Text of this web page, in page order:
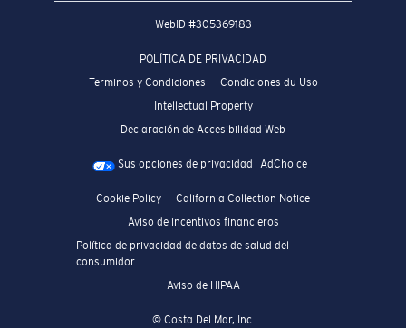
WebID #305369183
POLÍTICA DE PRIVACIDAD
Terminos y Condiciones
Condiciones du Uso
Intellectual Property
Declaración de Accesibilidad Web
Sus opciones de privacidad AdChoice
Cookie Policy
California Collection Notice
Aviso de incentivos financieros
Política de privacidad de datos de salud del
consumidor
Aviso de HIPAA
© Costa Del Mar, Inc.